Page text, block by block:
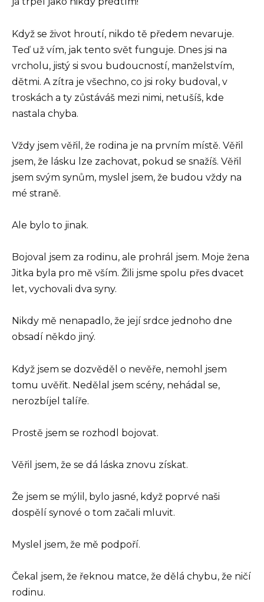
Když se život hroutí, nikdo tě předem nevaruje.
Teď už vím, jak tento svět funguje. Dnes jsi na
vrcholu, jistý si svou budoucností, manželstvím,
dětmi. A zítra je všechno, co jsi roky budoval, v
troskách a ty zůstáváš mezi nimi, netušíš, kde
nastala chyba.
Vždy jsem věřil, že rodina je na prvním místě. Věřil
jsem, že lásku lze zachovat, pokud se snažíš. Věřil
jsem svým synům, myslel jsem, že budou vždy na
mé straně.
Ale bylo to jinak.
Bojoval jsem za rodinu, ale prohrál jsem. Moje žena
Jitka byla pro mě vším. Žili jsme spolu přes dvacet
let, vychovali dva syny.
Nikdy mě nenapadlo, že její srdce jednoho dne
obsadí někdo jiný.
Když jsem se dozvěděl o nevěře, nemohl jsem
tomu uvěřit. Nedělal jsem scény, nehádal se,
nerozbíjel talíře.
Prostě jsem se rozhodl bojovat.
Věřil jsem, že se dá láska znovu získat.
Že jsem se mýlil, bylo jasné, když poprvé naši
dospělí synové o tom začali mluvit.
Myslel jsem, že mě podpoří.
Čekal jsem, že řeknou matce, že dělá chybu, že ničí
rodinu.